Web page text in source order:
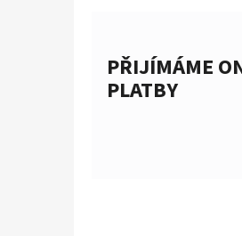
PŘIJÍMÁME
PLATBY